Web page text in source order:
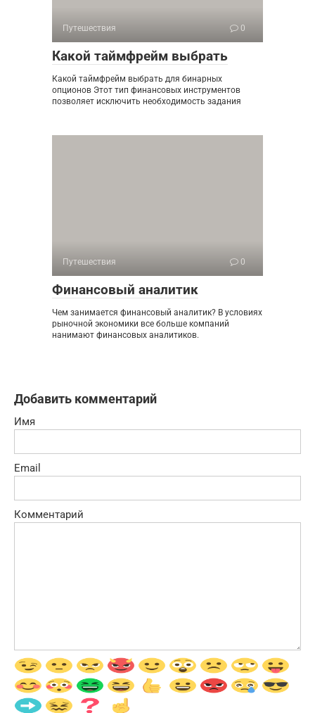
Путешествия 0
Какой таймфрейм выбрать
Какой таймфрейм выбрать для бинарных
опционов Этот тип финансовых инструментов
позволяет исключить необходимость задания
Путешествия 0
Финансовый аналитик
Чем занимается финансовый аналитик? В условиях
рыночной экономики все больше компаний
нанимают финансовых аналитиков.
Добавить комментарий
Имя
Email
Комментарий